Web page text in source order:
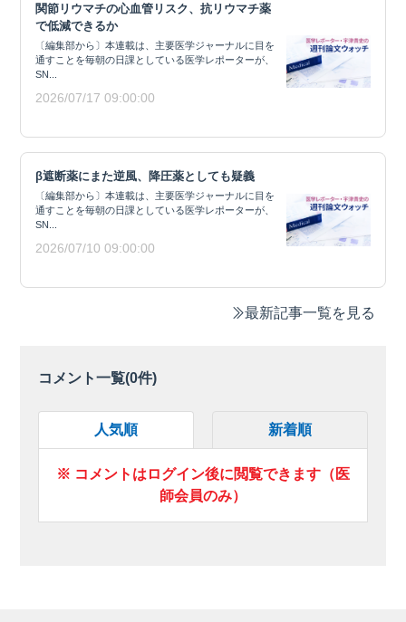
関節リウマチの心血管リスク、抗リウマチ薬
で低減できるか
〔編集部から〕本連載は、主要医学ジャーナルに目を
通すことを毎朝の日課としている医学レポーターが、
SN...
2026/07/17 09:00:00
β遮断薬にまた逆風、降圧薬としても疑義
〔編集部から〕本連載は、主要医学ジャーナルに目を
通すことを毎朝の日課としている医学レポーターが、
SN...
2026/07/10 09:00:00
最新記事一覧を見る
コメント一覧(0件)
人気順 新着順
※ コメントはログイン後に閲覧できます（医
師会員のみ）